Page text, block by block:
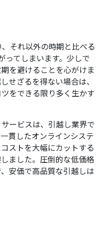
それ以外の時期と比べる
ってしまいます。少しで
を避けることを心がけま
せざるを得ない場合は、
をできる限り多く生かす
ービスは、引越し業界で
貫したオンラインシステ
ストを大幅にカットする
ました。圧倒的な低価格
安価で高品質な引越しは